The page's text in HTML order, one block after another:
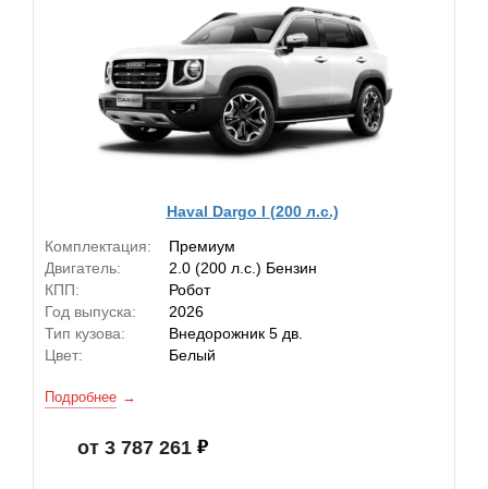
Haval Dargo I (200 л.с.)
Комплектация:
Премиум
Двигатель:
2.0 (200 л.с.) Бензин
КПП:
Робот
Год выпуска:
2026
Тип кузова:
Внедорожник 5 дв.
Цвет:
Белый
Подробнее
от 3 787 261